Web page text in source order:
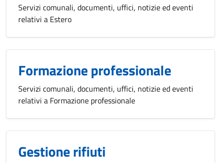
Servizi comunali, documenti, uffici, notizie ed eventi
relativi a Estero
Formazione professionale
Servizi comunali, documenti, uffici, notizie ed eventi
relativi a Formazione professionale
Gestione rifiuti